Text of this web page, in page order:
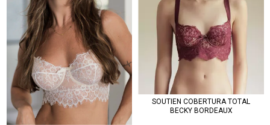
SOUTIEN COBERTURA TOTAL
BECKY BORDEAUX